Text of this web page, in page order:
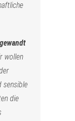
wollen
sensible
die